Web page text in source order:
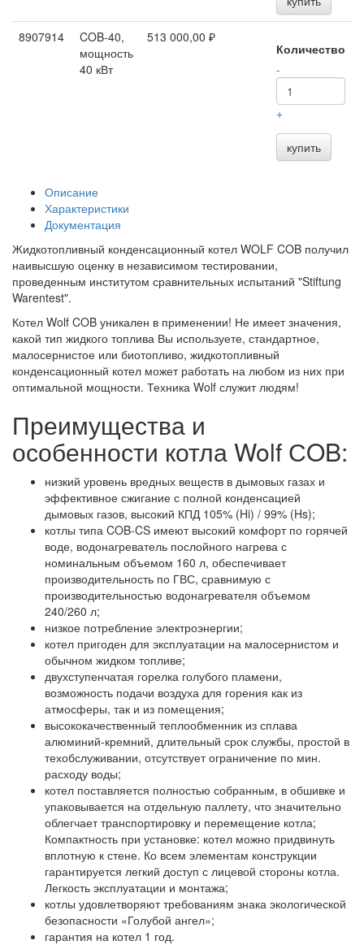
8907914
COB-40,
мощность
40 кВт
513 000,00 ₽
Количество
-
+
купить
Описание
Характеристики
Документация
Жидкотопливный конденсационный котел WOLF COB получил
наивысшую оценку в независимом тестировании,
проведенным институтом сравнительных испытаний "Stiftung
Warentest".
Котел Wolf COB уникален в применении! Не имеет значения,
какой тип жидкого топлива Вы используете, стандартное,
малосернистое или биотопливо, жидкотопливный
конденсационный котел может работать на любом из них при
оптимальной мощности. Техника Wolf служит людям!
Преимущества и
особенности котла Wolf СOB:
низкий уровень вредных веществ в дымовых газах и
эффективное сжигание с полной конденсацией
дымовых газов, высокий КПД 105% (Hi) / 99% (Hs);
котлы типа COB-CS имеют высокий комфорт по горячей
воде, водонагреватель послойного нагрева с
номинальным объемом 160 л, обеспечивает
производительность по ГВС, сравнимую с
производительностью водонагревателя объемом
240/260 л;
низкое потребление электроэнергии;
котел пригоден для эксплуатации на малосернистом и
обычном жидком топливе;
двухступенчатая горелка голубого пламени,
возможность подачи воздуха для горения как из
атмосферы, так и из помещения;
высококачественный теплообменник из сплава
алюминий-кремний, длительный срок службы, простой в
техобслуживании, отсутствует ограничение по мин.
расходу воды;
котел поставляется полностью собранным, в обшивке и
упаковывается на отдельную паллету, что значительно
облегчает транспортировку и перемещение котла;
Компактность при установке: котел можно придвинуть
вплотную к стене. Ко всем элементам конструкции
гарантируется легкий доступ с лицевой стороны котла.
Легкость эксплуатации и монтажа;
котлы удовлетворяют требованиям знака экологической
безопасности «Голубой ангел»;
гарантия на котел 1 год.